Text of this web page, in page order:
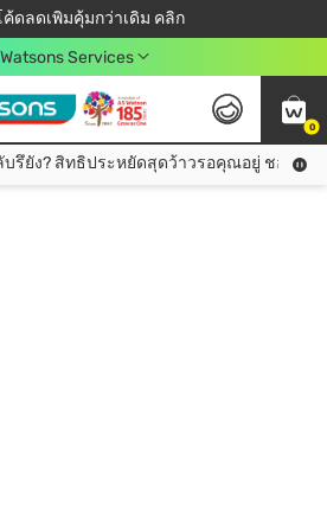
ค้ดลดเพิ่มคุ้มกว่าเดิม คลิก
น์ครั้งแรก ลดเพิ่มจุก ๆ 10%! 🎉
ส่งฟรี! เมื่อชอป 499฿
าชิกวัตสัน คลับดียังไง?
Watsons Services
0
มีบัตรสมาชิกวัตสัน คลับรึยัง? สิทธิประหยัดสุดว้าวรอคุณอยู่ ชอปคุ้มกว่าเดิม คลิก!
รึยัง? สิทธิประหยัดสุดว้าวรอคุณอยู่ ชอปคุ้มก